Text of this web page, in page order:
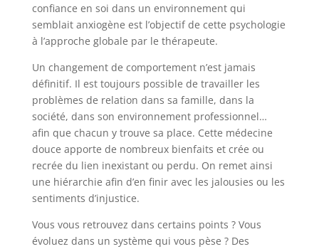
confiance en soi dans un environnement qui
semblait anxiogène est l’objectif de cette psychologie
à l’approche globale par le thérapeute.
Un changement de comportement n’est jamais
définitif. Il est toujours possible de travailler les
problèmes de relation dans sa famille, dans la
société, dans son environnement professionnel…
afin que chacun y trouve sa place. Cette médecine
douce apporte de nombreux bienfaits et crée ou
recrée du lien inexistant ou perdu. On remet ainsi
une hiérarchie afin d’en finir avec les jalousies ou les
sentiments d’injustice.
Vous vous retrouvez dans certains points ? Vous
évoluez dans un système qui vous pèse ? Des